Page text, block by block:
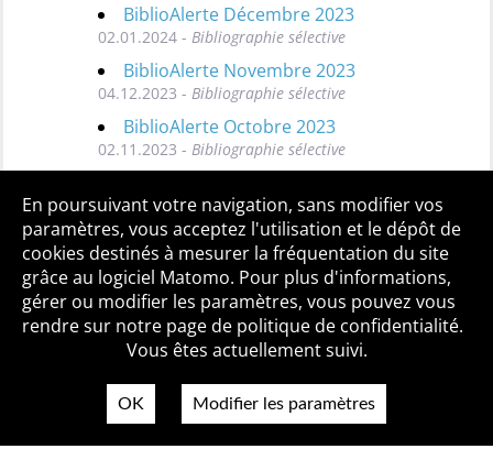
BiblioAlerte Décembre 2023
02.01.2024 - Bibliographie sélective
BiblioAlerte Novembre 2023
04.12.2023 - Bibliographie sélective
BiblioAlerte Octobre 2023
02.11.2023 - Bibliographie sélective
Toutes les BiblioAlertes
Qui sommes-nous ? Mentions légales
Accessibilité
Politique de confidentialité
Contact
En poursuivant votre navigation, sans modifier vos
paramètres, vous acceptez l'utilisation et le dépôt de
cookies destinés à mesurer la fréquentation du site
grâce au logiciel Matomo. Pour plus d'informations,
gérer ou modifier les paramètres, vous pouvez vous
rendre sur notre page de politique de confidentialité.
Vous êtes actuellement suivi.
OK Modifier les paramètres